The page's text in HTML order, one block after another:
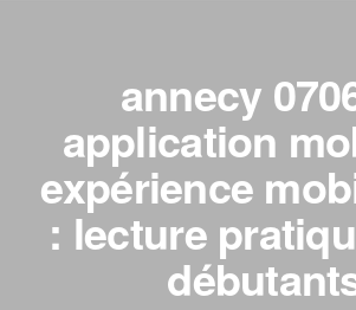
annecy
application
expérience
: lecture